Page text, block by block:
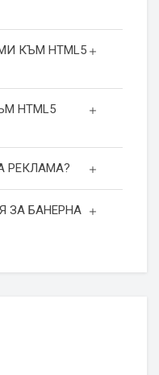
КЪМ HTML5
HTML5
РЕКЛАМА?
ЗА БАНЕРНА